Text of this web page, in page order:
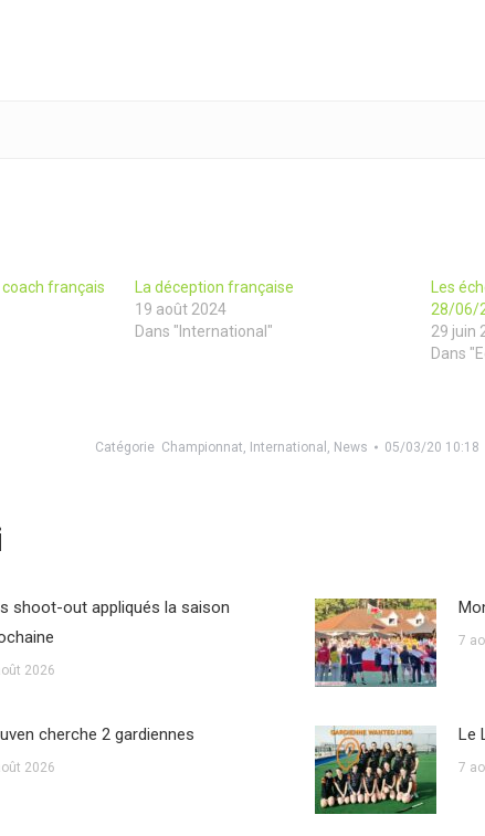
coach français
La déception française
19 août 2024
Dans "International"
Les
28/06/
29 juin
Dans
Catégorie Championnat, International , News 05/03/20 10:18
shoot-out appliqués la saison
2026
7
cherche 2 gardiennes
2026
Le
7